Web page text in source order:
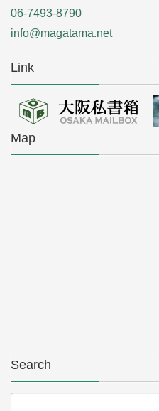
06-7493-8790
info@magatama.net
Link
Map
Search